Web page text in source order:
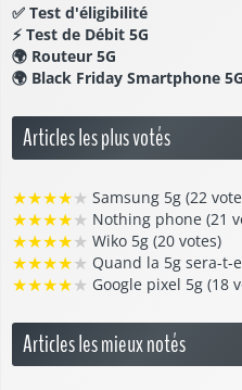
✅ Test d'éligibilité
⚡ Test de Débit 5G
🌍 Routeur 5G
🌍 Black Friday Smartphone 5G
Articles les plus votés
★★★★★ Samsung 5g (22
★★★★★ Nothing phone (21
★★★★★ Wiko 5g (20 votes)
★★★★★ Quand la 5g sera-t-
★★★★★ Google pixel 5g (18
Articles les mieux notés